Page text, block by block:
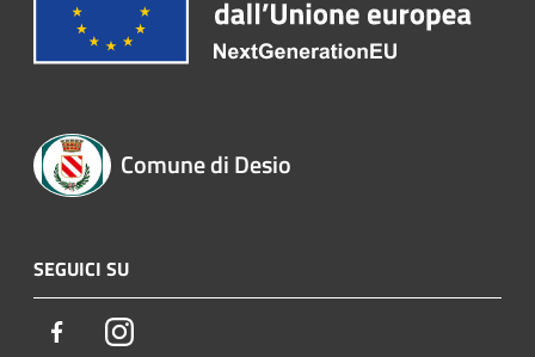
Comune di Desio
SEGUICI SU
FacebookInstagram